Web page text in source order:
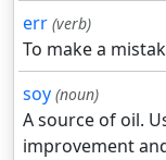
err (verb)
To make a
soy (noun)
A source of oil.
improvement